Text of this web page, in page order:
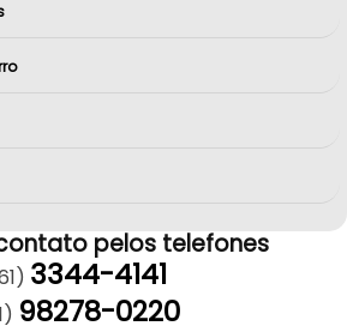
pelos telefones
3344-4141
98278-0220